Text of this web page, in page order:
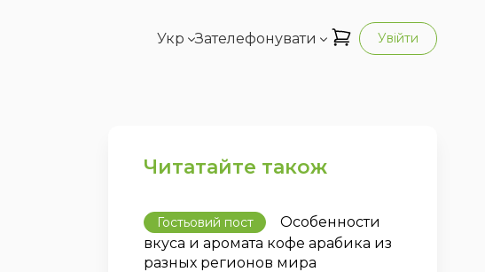
Укр Зателефонувати Увійти
Читатайте також
Гостьовий пост
Особенности
вкуса и аромата кофе арабика из
разных регионов мира